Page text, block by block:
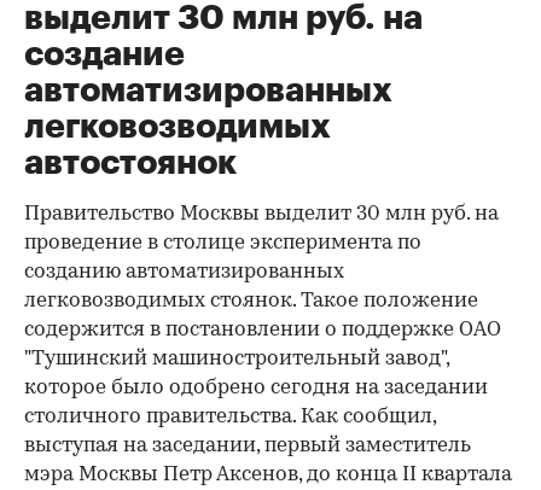
выделит 30 млн руб. на
создание
автоматизированных
легковозводимых
автостоянок
Правительство Москвы выделит 30 млн руб. на
проведение в столице эксперимента по
созданию автоматизированных
легковозводимых стоянок. Такое положение
содержится в постановлении о поддержке ОАО
"Тушинский машиностроительный завод",
которое было одобрено сегодня на заседании
столичного правительства. Как сообщил,
выступая на заседании, первый заместитель
мэра Москвы Петр Аксенов, до конца II квартала